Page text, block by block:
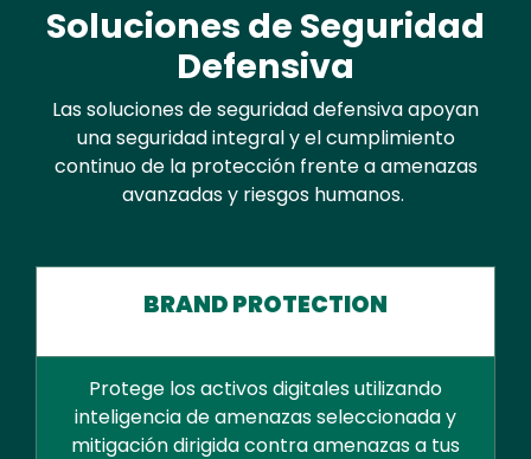
Soluciones de Seguridad
Defensiva
Las soluciones de seguridad defensiva apoyan
una seguridad integral y el cumplimiento
continuo de la protección frente a amenazas
avanzadas y riesgos humanos.
BRAND PROTECTION
Protege los activos digitales utilizando
inteligencia de amenazas seleccionada y
mitigación dirigida contra amenazas a tus